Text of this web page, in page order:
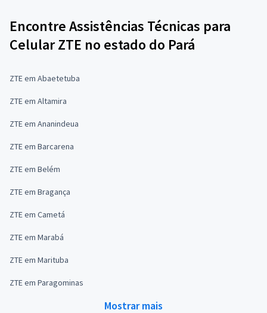
Encontre Assistências Técnicas para
Celular ZTE no estado do Pará
ZTE em Abaetetuba
ZTE em Altamira
ZTE em Ananindeua
ZTE em Barcarena
ZTE em Belém
ZTE em Bragança
ZTE em Cametá
ZTE em Marabá
ZTE em Marituba
ZTE em Paragominas
Mostrar mais